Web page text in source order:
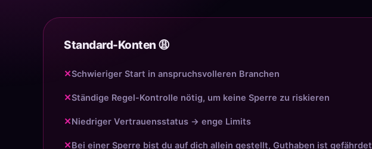
Standard-Konten 😩
✕Schwieriger Start in anspruchsvolleren Branchen
✕Ständige Regel-Kontrolle nötig, um keine Sperre zu riskieren
✕Niedriger Vertrauensstatus → enge Limits
✕Bei einer Sperre bist du auf dich allein gestellt, Guthaben ist gefährdet